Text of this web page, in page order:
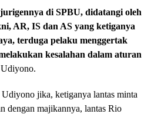
di SPBU, didatangi oleh
AR, IS dan AS yang ketiganya
terduga pelaku menggertak
kesalahan dalam aturan
jika, ketiganya lantas minta
dengan majikannya, lantas Rio